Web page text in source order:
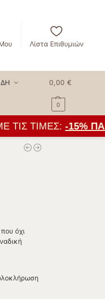
Λίστα Επιθυμιών
0,00€
0
ΤΙΜΈΣ:-15%
όχι